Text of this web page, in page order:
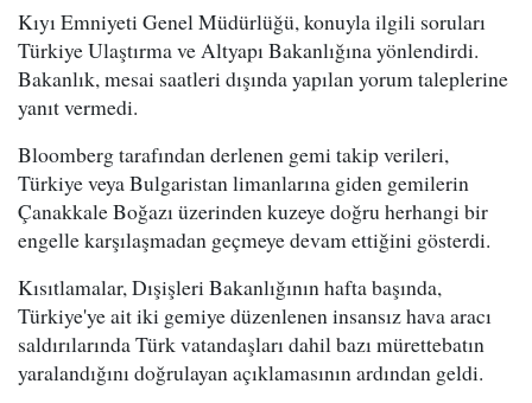
Kıyı Emniyeti Genel Müdürlüğü, konuyla ilgili soruları
Türkiye Ulaştırma ve Altyapı Bakanlığına yönlendirdi.
Bakanlık, mesai saatleri dışında yapılan yorum taleplerine
yanıt vermedi.
Bloomberg tarafından derlenen gemi takip verileri,
Türkiye veya Bulgaristan limanlarına giden gemilerin
Çanakkale Boğazı üzerinden kuzeye doğru herhangi bir
engelle karşılaşmadan geçmeye devam ettiğini gösterdi.
Kısıtlamalar, Dışişleri Bakanlığının hafta başında,
Türkiye'ye ait iki gemiye düzenlenen insansız hava aracı
saldırılarında Türk vatandaşları dahil bazı mürettebatın
yaralandığını doğrulayan açıklamasının ardından geldi.